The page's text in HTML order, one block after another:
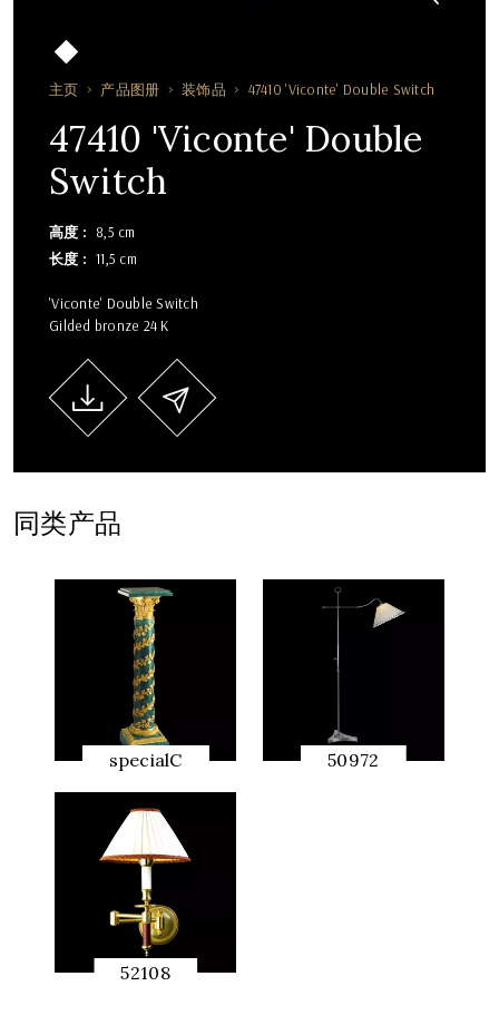
主页 产品图册 装饰品 47410 'Viconte' Double Switch
47410 'Viconte' Double
Switch
高度
8,5 cm
长度
11,5 cm
'Viconte' Double Switch
Gilded bronze 24 K
同类产品
specialC
快速预览
50972
52108